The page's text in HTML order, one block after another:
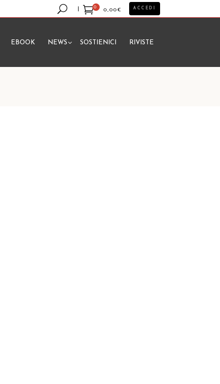
0
0,00€
prodotto nel carrello.
ACCEDI
EBOOK NEWS SOSTIENICI RIVISTE